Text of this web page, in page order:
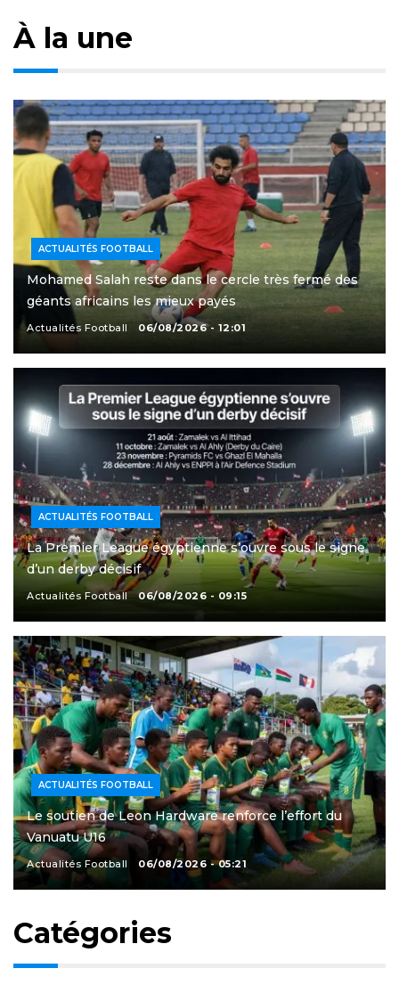
À la une
ACTUALITÉS FOOTBALL
Mohamed Salah reste dans le cercle très fermé des
géants africains les mieux payés
Actualités Football 06/08/2026 - 12:01
ACTUALITÉS FOOTBALL
La Premier League égyptienne s’ouvre sous le signe
d’un derby décisif
Actualités Football 06/08/2026 - 09:15
ACTUALITÉS FOOTBALL
Le soutien de Leon Hardware renforce l’effort du
Vanuatu U16
Actualités Football 06/08/2026 - 05:21
Catégories